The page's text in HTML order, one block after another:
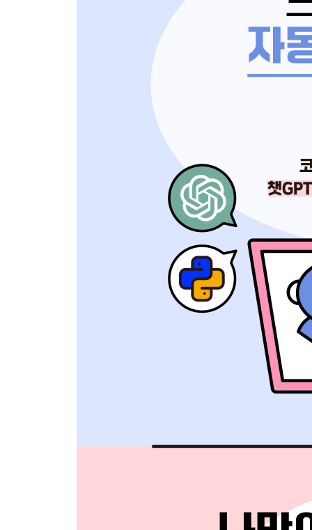
__최종 수정된 답변으로 데이터 확인하기 71
3.3 암호화폐 데이터 수집 72
__암호화폐 데이터 수집 목표 및 질문 구성 73
__챗GPT 답변으로부터 최종 데이터 확인 76
트레이더와 코딩: 트레이더에게 어느 정도의 코딩
CHAPTER 04 챗GPT를 활용한 금융 데이터 분석
4.2 기초 데이터 분석 83
__챗GPT로 상관계수 분석 87
__챗GPT로 변동성 분석 92
4.3 주식 예측 모델 만들기 98
__주식 예측 모델 정하기 98
__주식 예측 모델에 대한 질문 구성 100
__챗GPT의 주식 가격 예측 데이터 확인 103
__암호화폐 예측 모델에 대한 질문 구성 104
__챗GPT의 암호화폐 가격 예측 데이터 확인 108
__주식 종목 추천 시스템 UI 만들기 116